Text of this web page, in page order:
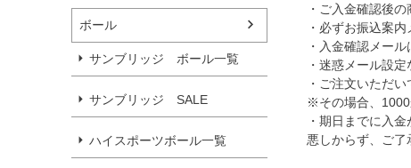
ボール
サンブリッジ ボール一覧
サンブリッジ SALE
ハイスポーツボール一覧
・ご入金確認後の
・必ずお振込案
・入金確認メー
・迷惑メール設
・ご注文いただ
※その場合、1000
・期日までに入
悪しからず、ご了